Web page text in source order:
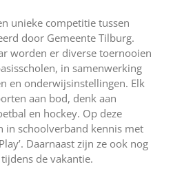
unieke competitie tussen
door Gemeente Tilburg.
worden er diverse toernooien
in samenwerking
en onderwijsinstellingen. Elk
aan bod, denk aan
en hockey. Op deze
in schoolverband kennis met
Daarnaast zijn ze ook nog
de vakantie.